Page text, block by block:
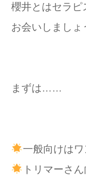
櫻井とはセラピ
お会いしましょ
まずは……
一般向けは
トリマーさ